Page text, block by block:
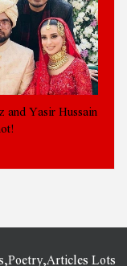
and Yasir Hussain
Lots